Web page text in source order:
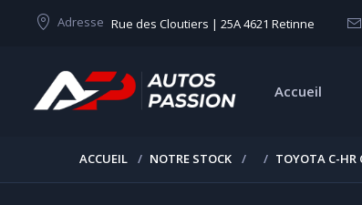
Adresse Rue des Cloutiers | 25A 4621 Retinne
Accueil
ACCUEIL NOTRE STOCK TOYOTA C-HR